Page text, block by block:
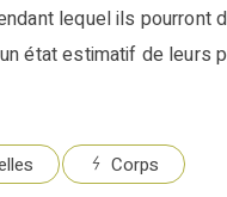
lequel ils pourront
état estimatif de leurs
Corps